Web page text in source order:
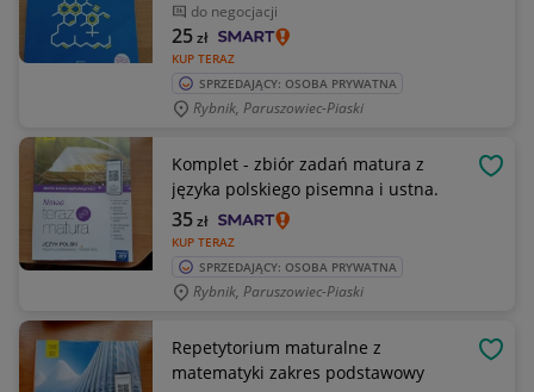
do negocjacji
KUP TERAZ
25zł
SPRZEDAJĄCY: OSOBA PRYWATNA
Rybnik, Paruszowiec-Piaski
Komplet - zbiór zadań matura z
języka polskiego pisemna i ustna.
KUP TERAZ
35zł
SPRZEDAJĄCY: OSOBA PRYWATNA
Rybnik, Paruszowiec-Piaski
Repetytorium maturalne z
matematyki zakres podstawowy